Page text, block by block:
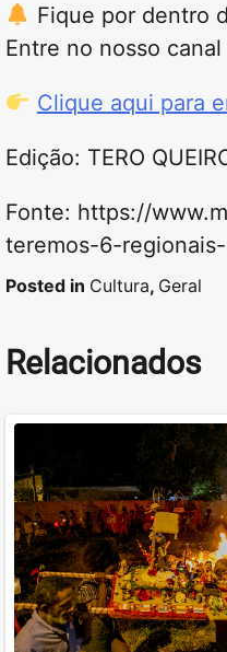
Fique por dentro
Entre no nosso
Clique aqui para
Edição: TERO
Fonte: https://
teremos-6-
Posted in Cultura, Geral
Relacionados